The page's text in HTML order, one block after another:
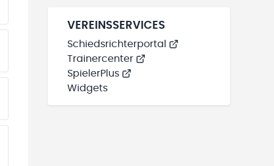
TEAMS“ HINZUFÜGEN
TEAMS“ HINZUFÜGEN
TEAMS“ HINZUFÜGEN
TEAMS“ HINZUFÜGEN
VEREINSSERVICES
Schiedsrichterportal
Trainercenter
SpielerPlus
Widgets